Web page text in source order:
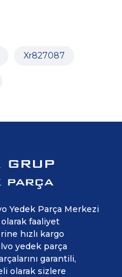
Xr827087
Yedek Parça Merkezi
faaliyet
hızlı kargo
yedek parça
garantili,
olarak sizlere